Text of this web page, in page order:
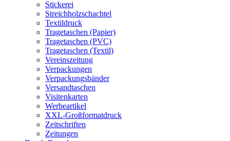
Stickerei
Streichholzschachtel
Textildruck
Tragetaschen (Papier)
Tragetaschen (PVC)
Tragetaschen (Textil)
Vereinszeitung
Verpackungen
Verpackungsbänder
Versandtaschen
Visitenkarten
Werbeartikel
XXL-Großformatdruck
Zeitschriften
Zeitungen